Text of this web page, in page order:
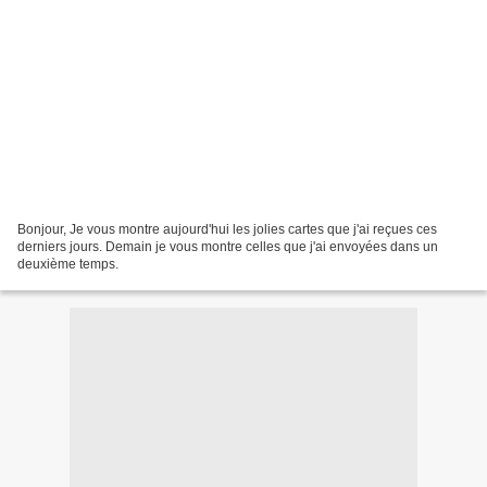
Bonjour, Je vous montre aujourd'hui les jolies cartes que j'ai reçues ces
derniers jours. Demain je vous montre celles que j'ai envoyées dans un
deuxième temps.